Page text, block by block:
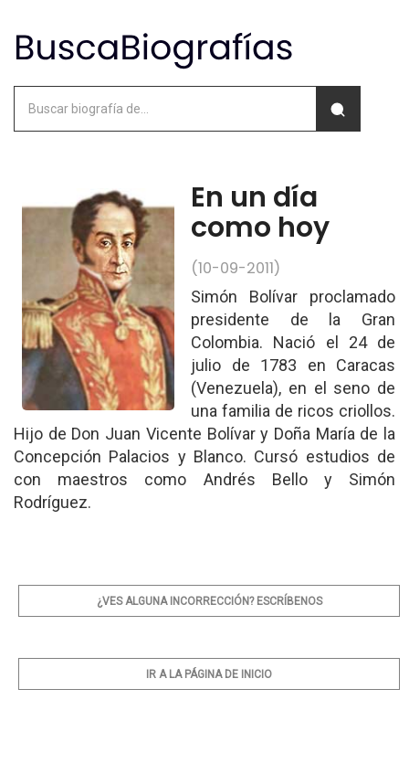
En un día
como hoy
(10-09-2011)
Simón Bolívar proclamado
presidente de la Gran
Colombia. Nació el 24 de
julio de 1783 en Caracas
(Venezuela), en el seno de
una familia de ricos criollos.
Hijo de Don Juan Vicente Bolívar y Doña María de la
Concepción Palacios y Blanco. Cursó estudios de
con maestros como Andrés Bello y Simón
Rodríguez.
¿VES ALGUNA INCORRECCIÓN? ESCRÍBENOS
IR A LA PÁGINA DE INICIO